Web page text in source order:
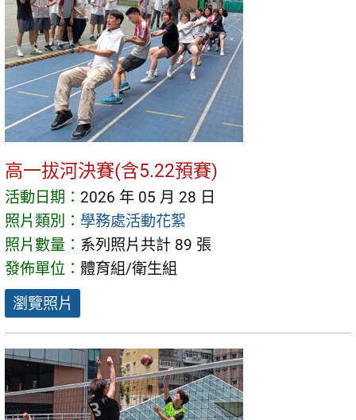
高一拔河決賽(含5.22預賽)
活動日期： 2026 年 05 月 28 日
照片類別： 學務處活動花絮
照片數量： 系列照片共計 89 張
發佈單位： 體育組/衛生組
瀏覽照片